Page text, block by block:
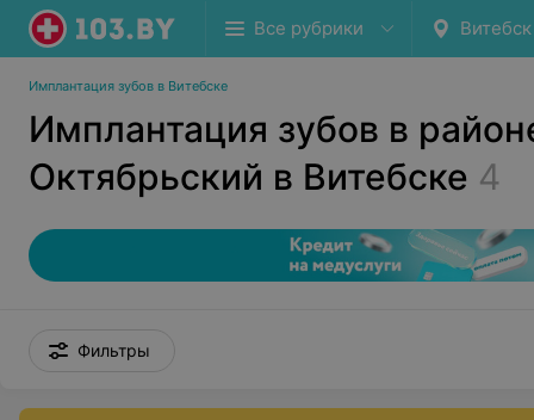
Все рубрики Витебск
Имплантация зубов в Витебске
Имплантация зубов в
Октябрьский в Витебске 4
Фильтры